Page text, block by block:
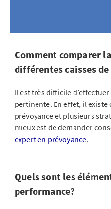
Comment comparer
différentes caisses de
Il est très difficile
pertinente. En effet, il
prévoyance et plusieurs
mieux est de demander
expert en prévoyance.
Quels sont les
performance?